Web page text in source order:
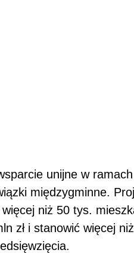
unijne w
międzygminne.
więcej niż 50 tys.
zł i stanowić więcej